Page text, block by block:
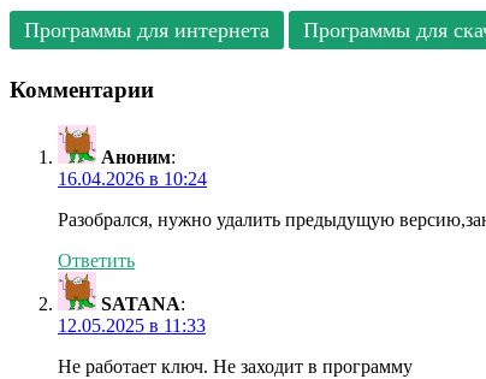
Программы для интернета Программы для
Комментарии
Аноним:
16.04.2026 в 10:24
Разобрался, нужно удалить предыдущую
Ответить
SATANA:
12.05.2025 в 11:33
Не работает ключ. Не заходит в программу